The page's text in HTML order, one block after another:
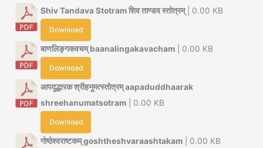
Shiv Tandava Stotram शिव ताण्डव स्तोत्रम्| 0.00 KB
Download
बाणलिङ्गकवचम् baanalingakavacham | 0.00 KB
Download
आपदुद्धारक श्रीहनूमत्स्तोत्रम् aapaduddhaarak
shreehanumatsotram | 0.00 KB
Download
गोष्ठेश्वराष्टकम् goshtheshvaraashtakam | 0.00 KB